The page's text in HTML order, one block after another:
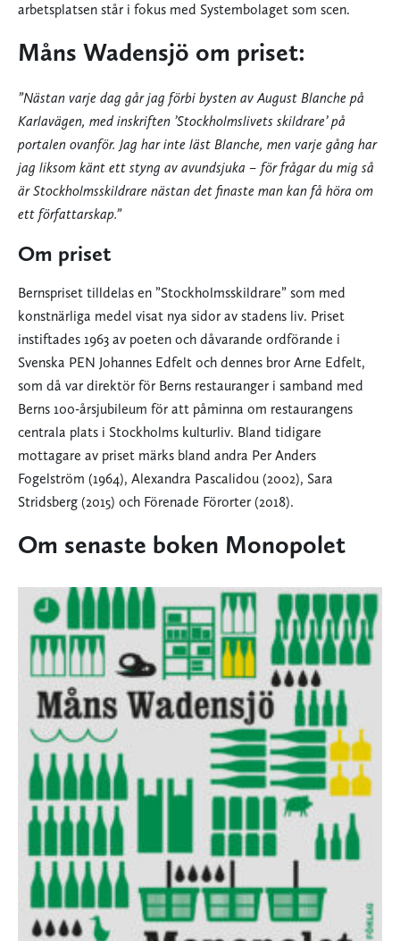
arbetsplatsen står i fokus med Systembolaget som scen.
Måns Wadensjö om priset:
”Nästan varje dag går jag förbi bysten av August Blanche på
Karlavägen, med inskriften ’Stockholmslivets skildrare’ på
portalen ovanför. Jag har inte läst Blanche, men varje gång har
jag liksom känt ett styng av avundsjuka – för frågar du mig så
är Stockholmsskildrare nästan det finaste man kan få höra om
ett författarskap.”
Om priset
Bernspriset tilldelas en ”Stockholmsskildrare” som med
konstnärliga medel visat nya sidor av stadens liv. Priset
instiftades 1963 av poeten och dåvarande ordförande i
Svenska PEN Johannes Edfelt och dennes bror Arne Edfelt,
som då var direktör för Berns restauranger i samband med
Berns 100-årsjubileum för att påminna om restaurangens
centrala plats i Stockholms kulturliv. Bland tidigare
mottagare av priset märks bland andra Per Anders
Fogelström (1964), Alexandra Pascalidou (2002), Sara
Stridsberg (2015) och Förenade Förorter (2018).
Om senaste boken Monopolet